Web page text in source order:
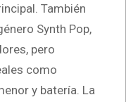
También
Synth Pop,
pero
como
y batería. La